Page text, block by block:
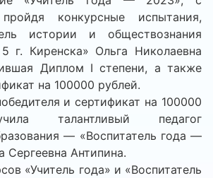
конкурсные испытания,
истории и обществознания
Киренска» Ольга Николаевна
Диплом I степени, а также
на 100000 рублей.
и сертификат на 100000
талантливый педагог
— «Воспитатель года —
Сергеевна Антипина.
«Учитель года» и «Воспитатель